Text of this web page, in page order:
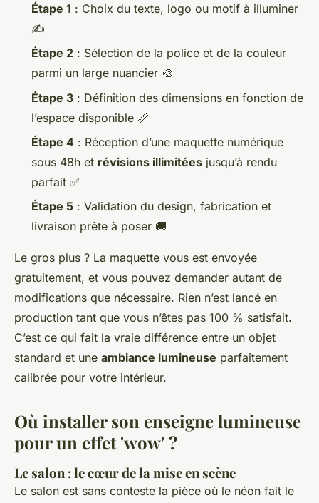
Étape 1 : Choix du texte, logo ou motif à illuminer
✍️
Étape 2 : Sélection de la police et de la couleur
parmi un large nuancier 🎨
Étape 3 : Définition des dimensions en fonction de
l’espace disponible 📏
Étape 4 : Réception d’une maquette numérique
sous 48h et révisions illimitées jusqu’à rendu
parfait ✅
Étape 5 : Validation du design, fabrication et
livraison prête à poser 🚚
Le gros plus ? La maquette vous est envoyée
gratuitement, et vous pouvez demander autant de
modifications que nécessaire. Rien n’est lancé en
production tant que vous n’êtes pas 100 % satisfait.
C’est ce qui fait la vraie différence entre un objet
standard et une ambiance lumineuse parfaitement
calibrée pour votre intérieur.
Où installer son enseigne lumineuse
pour un effet 'wow' ?
Le salon : le cœur de la mise en scène
Le salon est sans conteste la pièce où le néon fait le